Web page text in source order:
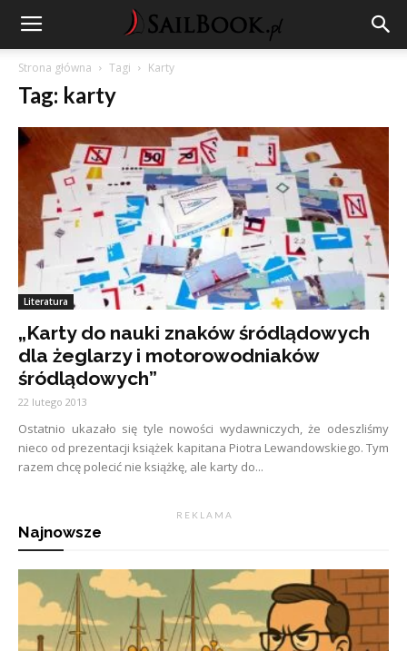
Strona główna Tagi Karty
Tag: karty
Literatura
„Karty do nauki znaków śródlądowych
dla żeglarzy i motorowodniaków
śródlądowych”
22 lutego 2013
Ostatnio ukazało się tyle nowości wydawniczych, że odeszliśmy
nieco od prezentacji książek kapitana Piotra Lewandowskiego. Tym
razem chcę polecić nie książkę, ale karty do...
R E K L A M A
Najnowsze